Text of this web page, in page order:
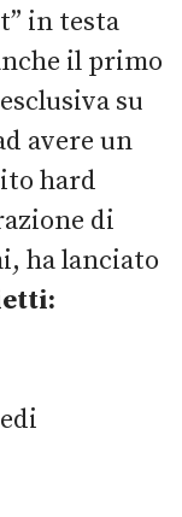
in testa
il primo
su
avere un
hard
di
ha lanciato